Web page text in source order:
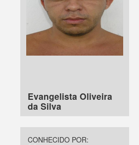
Evangelista Oliveira
da Silva
CONHECIDO POR: